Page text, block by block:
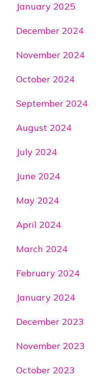
January 2025
December 2024
November 2024
October 2024
September 2024
August 2024
July 2024
June 2024
May 2024
April 2024
March 2024
February 2024
January 2024
December 2023
November 2023
October 2023